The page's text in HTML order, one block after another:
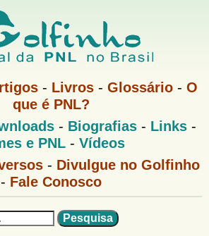
- Livros- Glossário- O
que é PNL?
- Biografias- Links-
e PNL - Vídeos
- Divulgue no Golfinho
- Fale Conosco